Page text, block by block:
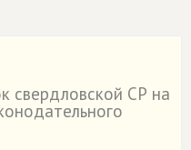
свердловской СР на